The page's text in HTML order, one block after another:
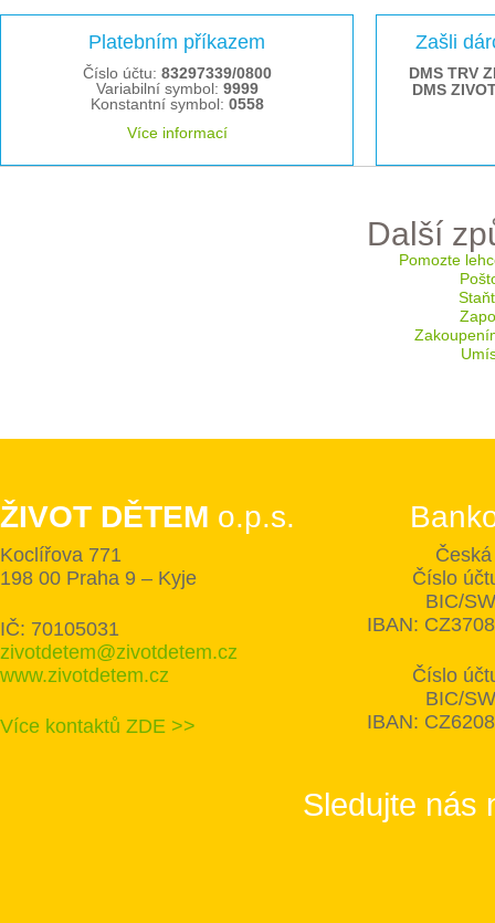
Platebním příkazem
Číslo účtu: 83297339/0800
Variabilní symbol: 9999
Konstantní symbol: 0558
Více informací
Zašli
DMS TRV
DMS
Další
Pomozte
ŽIVOT DĚTEM o.p.s.
Koclířova 771
198 00 Praha 9 – Kyje
IČ: 70105031
zivotdetem@zivotdetem.cz
www.zivotdetem.cz
Více kontaktů ZDE >>
Číslo
BIC/
IBAN:
Číslo
BIC/
IBAN:
Sledujte nás